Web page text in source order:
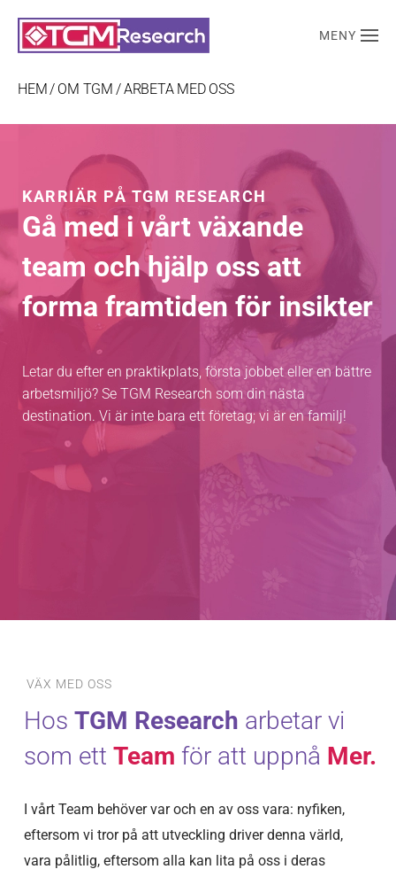
Skip to main content
MENY
HEM OM TGM ARBETA MED OSS
KARRIÄR PÅ TGM RESEARCH
Gå med i vårt växande
team och hjälp oss att
forma framtiden för insikter
Letar du efter en praktikplats, första jobbet eller en bättre
arbetsmiljö? Se TGM Research som din nästa
destination. Vi är inte bara ett företag; vi är en familj!
VÄX MED OSS
Hos TGM Research arbetar vi
som ett Team för att uppnå Mer.
I vårt Team behöver var och en av oss vara: nyfiken,
eftersom vi tror på att utveckling driver denna värld,
vara pålitlig, eftersom alla kan lita på oss i deras